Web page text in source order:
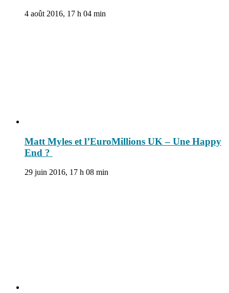
4 août 2016, 17 h 04 min
Matt Myles et l’EuroMillions UK – Une Happy
End ?
29 juin 2016, 17 h 08 min